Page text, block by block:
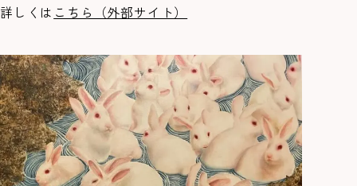
詳しくは こちら（外部サイト）